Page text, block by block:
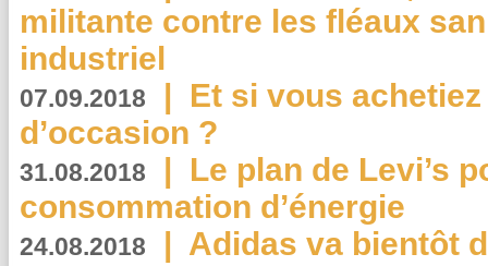
militante contre les fléaux
industriel
07.09.2018 | Et si vous
d’occasion ?
31.08.2018 | Le plan de Levi’s
consommation d’énergie
24.08.2018 | Adidas va bientôt